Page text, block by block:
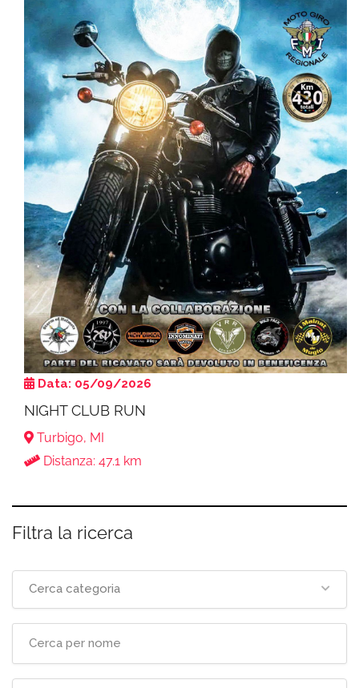
Data: 05/09/2026
NIGHT CLUB RUN
Turbigo, MI
Distanza: 47.1 km
Filtra la ricerca
Cerca categoria